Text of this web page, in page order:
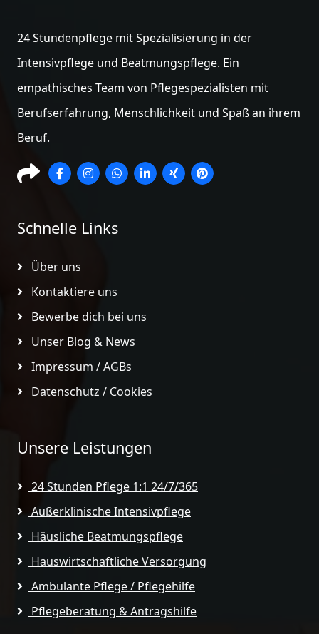
24 Stundenpflege mit Spezialisierung in der
Intensivpflege und Beatmungspflege. Ein
empathisches Team von Pflegespezialisten mit
Berufserfahrung, Menschlichkeit und Spaß an ihrem
Beruf.
Schnelle Links
Über uns
Kontaktiere uns
Bewerbe dich bei uns
Unser Blog & News
Impressum / AGBs
Datenschutz / Cookies
Unsere Leistungen
24 Stunden Pflege 1:1 24/7/365
Außerklinische Intensivpflege
Häusliche Beatmungspflege
Hauswirtschaftliche Versorgung
Ambulante Pflege / Pflegehilfe
Pflegeberatung & Antragshilfe